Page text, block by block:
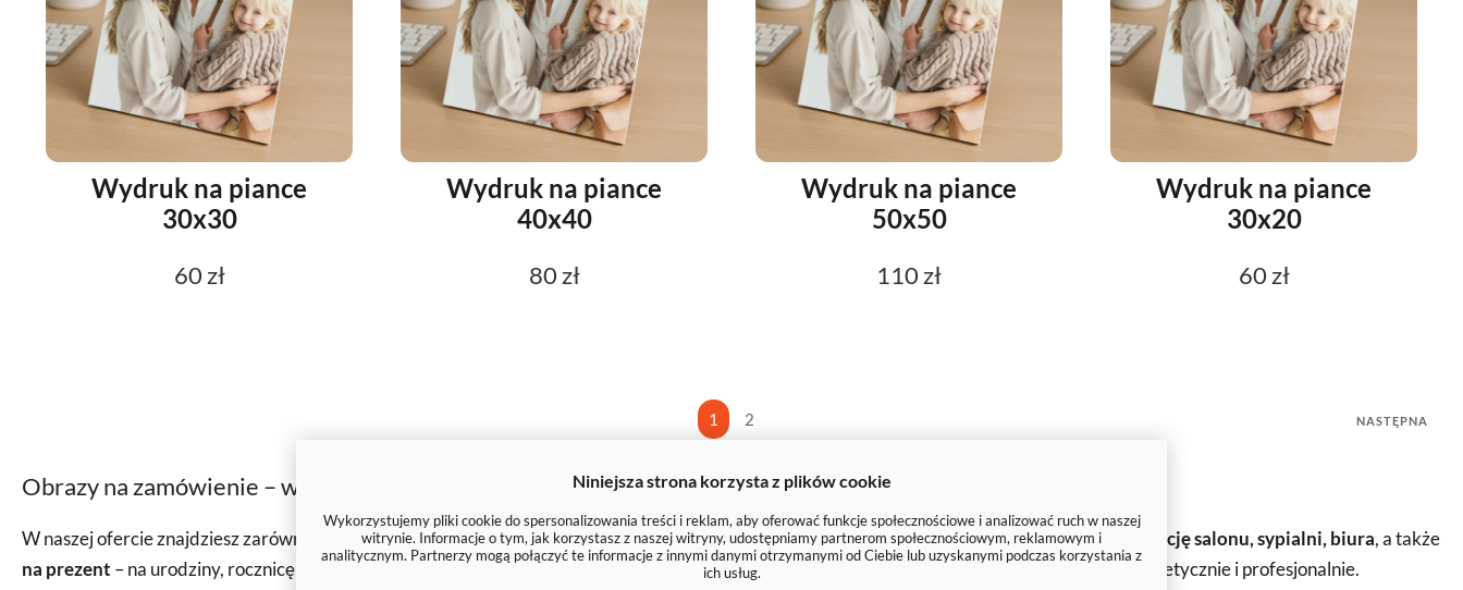
Wydruk na piance
30x30
60 zł
Wydruk na piance
40x40
80 zł
Wydruk na piance
50x50
110 zł
Wydruk na piance
30x20
60 zł
1 2 NASTĘPNA
Obrazy na zamówienie – wysoka jakość i szeroki wybór
W naszej ofercie znajdziesz zarówno gotowe wzory obrazów, jak i możliwośćwydruku obrazu z własnego zdjęcia. To świetny pomysł na dekorację salonu, sypialni, biura, a także
na prezent – na urodziny, rocznicę czy ślub. Drukujemy na płótnie malarskim , naciągamy je na drewnianą ramę , a całość wygląda niezwykle estetycznie i profesjonalnie.
Niniejsza strona korzysta z plików cookie
Wykorzystujemy pliki cookie do spersonalizowania treści i reklam, aby oferować funkcje społecznościowe i analizować ruch w naszej
witrynie. Informacje o tym, jak korzystasz z naszej witryny, udostępniamy partnerom społecznościowym, reklamowym i
analitycznym. Partnerzy mogą połączyć te informacje z innymi danymi otrzymanymi od Ciebie lub uzyskanymi podczas korzystania z
ich usług.